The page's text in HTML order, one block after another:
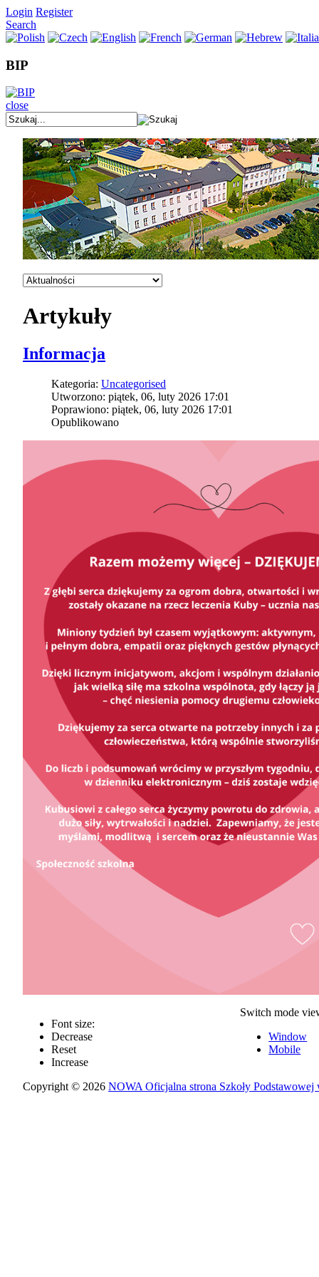
Login Register
Search
BIP
close
Artykuły
Informacja
Kategoria:Uncategorised
Utworzono: piątek, 06, luty 2026 17:01
Poprawiono: piątek, 06, luty 2026 17:01
Opublikowano
Font size:
Decrease
Reset
Increase
Switch mode
Window
Mobile
Copyright © 2026NOWA Oficjalna strona Szkoły